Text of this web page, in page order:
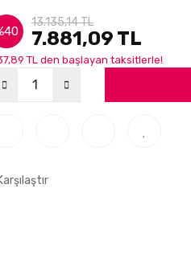
13.135,14 TL
7.881,09 TL
TL den başlayan taksitlerle!